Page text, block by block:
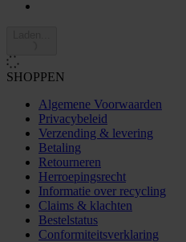
SHOPPEN
Algemene Voorwaarden
Privacybeleid
Verzending & levering
Betaling
Retourneren
Herroepingsrecht
Informatie over recycling
Claims & klachten
Bestelstatus
Conformiteitsverklaring